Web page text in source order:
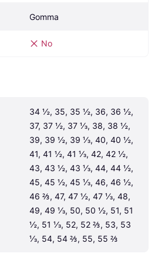
Gomma
No
34 ½, 35, 35 ½, 36, 36 ½,
37, 37 ½, 37 ⅓, 38, 38 ½,
39, 39 ½, 39 ⅓, 40, 40 ½,
41, 41 ½, 41 ⅓, 42, 42 ½,
43, 43 ½, 43 ⅓, 44, 44 ½,
45, 45 ½, 45 ⅓, 46, 46 ½,
46 ⅔, 47, 47 ½, 47 ⅓, 48,
49, 49 ⅓, 50, 50 ½, 51, 51
½, 51 ⅓, 52, 52 ⅔, 53, 53
⅓, 54, 54 ⅔, 55, 55 ⅔